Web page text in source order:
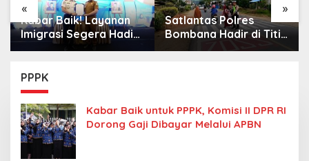
« »
Kabar Baik! Layanan
Imigrasi Segera Hadir
di MPP Bombana,
ke Kendari
Satlantas Polres
Bombana Hadir di Titik
Rawan, Pastikan
PPPK
Kabar Baik untuk PPPK, Komisi II DPR RI
Dorong Gaji Dibayar Melalui APBN